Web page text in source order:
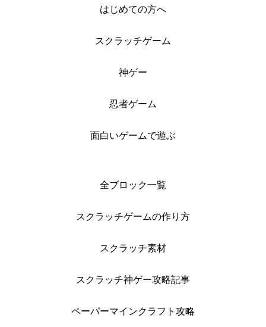
はじめての方へ
スクラッチゲーム
神ゲー
忍者ゲーム
面白いゲームで遊ぶ
全ブロック一覧
スクラッチゲームの作り方
スクラッチ素材
スクラッチ神ゲー攻略記事
ペーパーマインクラフト攻略